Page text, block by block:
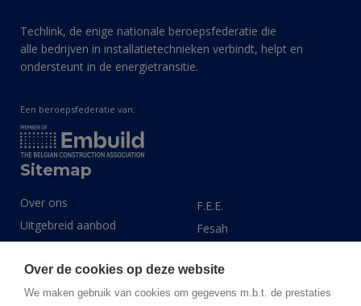
Techlink, de enige nationale beroepsfederatie die
alle bedrijven in installatietechnieken verbindt, helpt en
ondersteunt in de energietransitie.
Een beroepsfederatie van:
Sitemap
Over ons
Uitgebreid aanbod
Actueel
Events
F.E.E.
Fesah
LINK 2030
Techlink Data Portal
Over de cookies op deze website
We maken gebruik van cookies om gegevens m.b.t. de prestaties